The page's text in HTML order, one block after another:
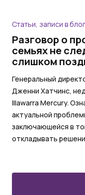
Статьи, записи в
Разговор о
семьях не
слишком
Генеральный
Дженни Хатчинс,
Illawarra Mercury.
актуальной
заключающейся в
откладывать